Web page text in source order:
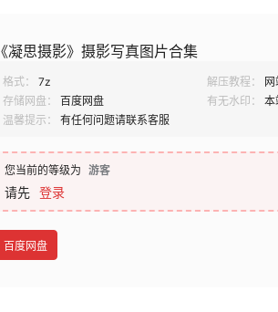
《凝思摄影》摄影写真图片合集
格式： 7z 解压教程：
存储网盘：
百度网盘 有无水印：
本
温馨提示：
有任何问题请联系客服
您当前的等级为 游客
请先 登录
百度网盘